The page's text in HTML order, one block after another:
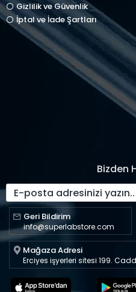
Gizlilik ve Güvenlik
İptal ve İade Şartları
Bizden
Geri Bildirim
info@superlabstore.com
Mağaza Adresi
Erciyes işyerleri sitesi 199.